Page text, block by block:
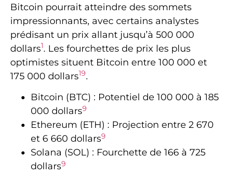
Bitcoin pourrait atteindre des sommets
impressionnants, avec certains analystes
prédisant un prix allant jusqu’à 500 000
dollars1. Les fourchettes de prix les plus
optimistes situent Bitcoin entre 100 000 et
175 000 dollars19.
Bitcoin (BTC) : Potentiel de 100 000 à 185
000 dollars9
Ethereum (ETH) : Projection entre 2 670
et 6 660 dollars9
Solana (SOL) : Fourchette de 166 à 725
dollars9